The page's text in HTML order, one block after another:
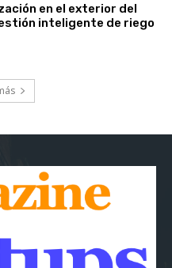
en el exterior del
inteligente de riego